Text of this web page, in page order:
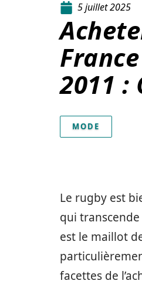
5 juillet 2025
2011 :
MODE
Le rugby est
qui
est le maillot
facettes de